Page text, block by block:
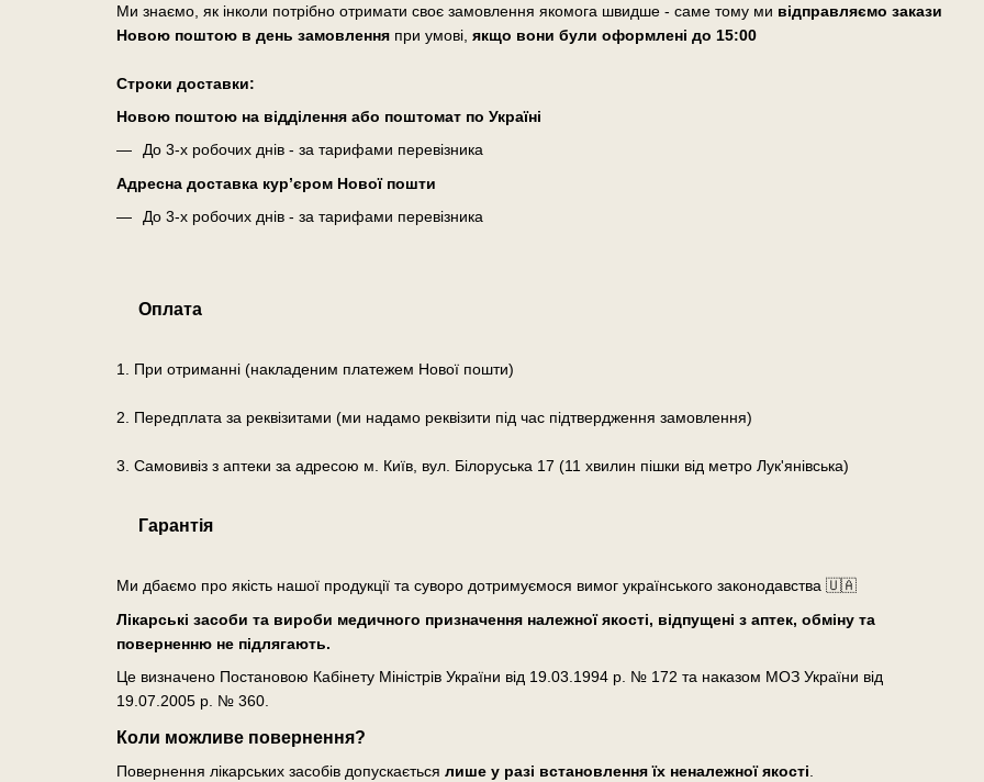
Ми знаємо, як інколи потрібно отримати своє замовлення якомога швидше - саме тому ми відправляємо закази
Новою поштою в день замовленняпри умові, якщо вони були оформлені до 15:00
Cтроки доставки:
Новою поштою на відділення або поштомат по Україні
До 3-х робочих днів - за тарифами перевізника
Адресна доставка кур’єром Нової пошти
До 3-х робочих днів - за тарифами перевізника
Оплата
1. При отриманні (накладеним платежем Нової пошти)
2. Передплата за реквізитами (ми надамо реквізити під час підтвердження замовлення)
3. Самовивіз з аптеки за адресою м. Київ, вул. Білоруська 17 (11 хвилин пішки від метро Лук'янівська)
Гарантія
Ми дбаємо про якість нашої продукції та суворо дотримуємося вимог українського законодавства 🇺🇦
Лікарські засоби та вироби медичного призначення належної якості, відпущені з аптек, обміну та
поверненню не підлягають.
Це визначено Постановою Кабінету Міністрів України від 19.03.1994 р. № 172 та наказом МОЗ України від
19.07.2005 р. № 360.
Коли можливе повернення?
Повернення лікарських засобів допускається лише у разі встановлення їх неналежної якості.